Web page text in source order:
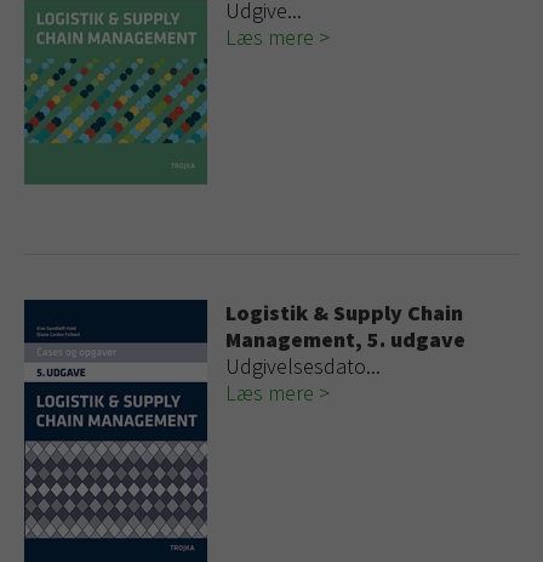
Udgive...
Læs mere
Logistik & Supply Chain
Management, 5. udgave
Udgivelsesdato...
Læs mere